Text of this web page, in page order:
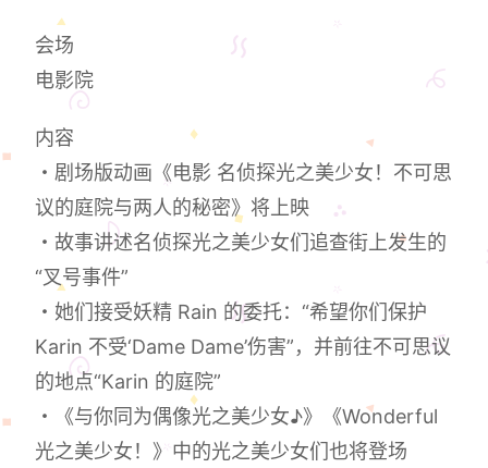
会场
电影院
内容
・剧场版动画《电影 名侦探光之美少女！不可思
议的庭院与两人的秘密》将上映
・故事讲述名侦探光之美少女们追查街上发生的
“叉号事件”
・她们接受妖精 Rain 的委托：“希望你们保护
Karin 不受‘Dame Dame’伤害”，并前往不可思议
的地点“Karin 的庭院”
・《与你同为偶像光之美少女♪》《Wonderful
光之美少女！》中的光之美少女们也将登场